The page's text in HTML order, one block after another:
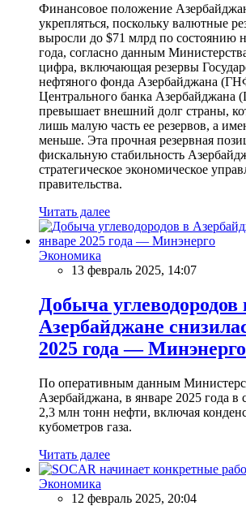
Финансовое положение
укрепляться, поскольку валютные
выросли до $71 млрд по состоянию
года, согласно данным
цифра, включающая резервы
нефтяного фонда Азербайджана
Центрального банка Азербайджана
превышает внешний долг страны,
лишь малую часть ее резервов, а
меньше. Эта прочная резервная
фискальную стабильность
стратегическое экономическое
правительства.
Читать далее
Экономика
13 февраль 2025, 14:07
Добыча углеводородов
Азербайджане
2025 года — Минэнерго
По оперативным данным
Азербайджана, в январе 2025 года в
2,3 млн тонн нефти, включая
кубометров газа.
Читать далее
Экономика
12 февраль 2025, 20:04